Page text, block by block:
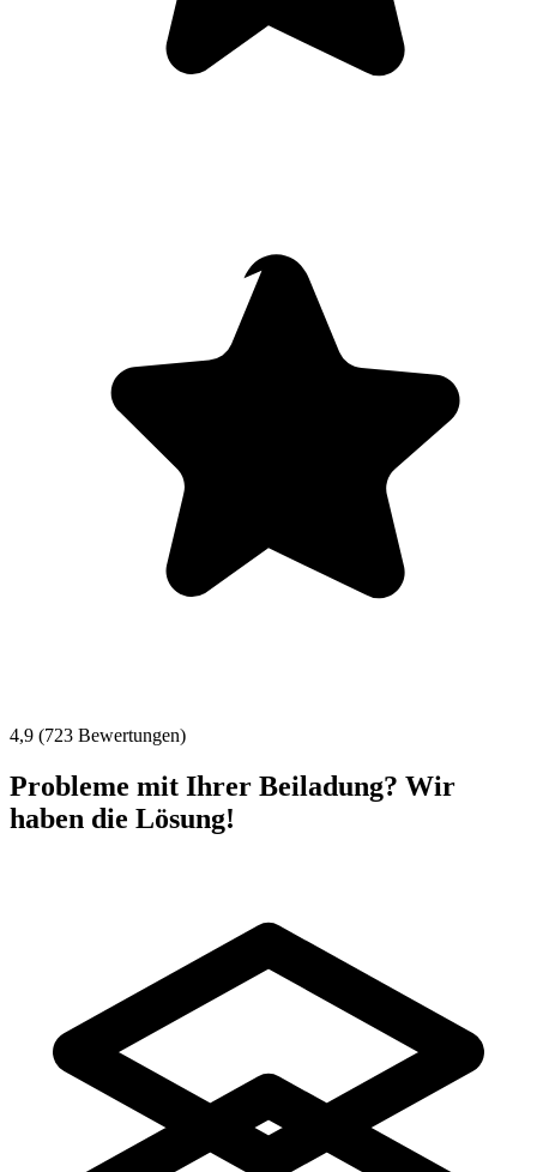
4,9 (723 Bewertungen)
Probleme mit Ihrer Beiladung? Wir
haben die Lösung!